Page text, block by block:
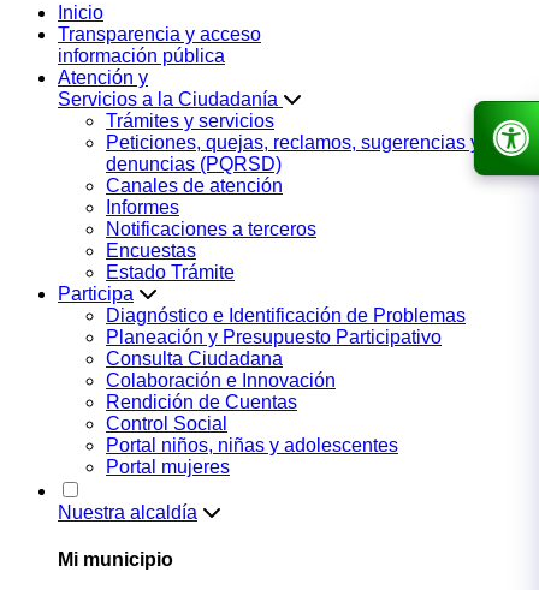
Inicio
Transparencia y acceso
información pública
Atención y
Servicios a la Ciudadanía
Trámites y servicios
Peticiones, quejas, reclamos, sugerencias y
denuncias (PQRSD)
Canales de atención
Informes
Notificaciones a terceros
Encuestas
Estado Trámite
Participa
Diagnóstico e Identificación de Problemas
Planeación y Presupuesto Participativo
Consulta Ciudadana
Colaboración e Innovación
Rendición de Cuentas
Control Social
Portal niños, niñas y adolescentes
Portal mujeres
Nuestra alcaldía
Mi municipio